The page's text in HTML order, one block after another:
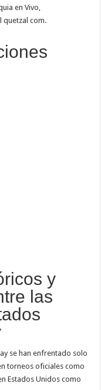
en Vivo,
quetzal com.
y
las
se han enfrentado solo
torneos oficiales como
Estados Unidos como